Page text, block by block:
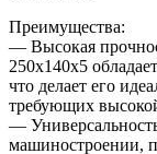
Преимущества:
— Высокая
250х140х5
что делает его
требующих
—
машиностроении,